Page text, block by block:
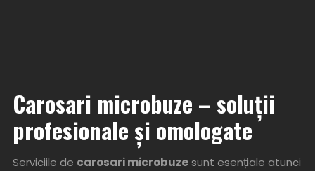
Carosari microbuze – soluții
profesionale și omologate
Serviciile de carosari microbuzesunt esențiale atunci